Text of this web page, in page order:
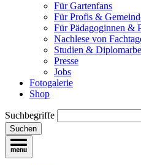
Für Gartenfans
Für Profis &
Für Pädagoginnen &
Nachlese von
Studien &
Presse
Jobs
Fotogalerie
Shop
Suchbegriffe
Suchen